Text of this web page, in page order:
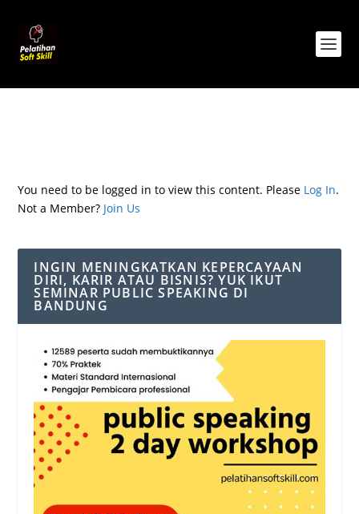
You need to be logged in to view this content. Please Log In.
Not a Member? Join Us
INGIN MENINGKATKAN KEPERCAYAAN
DIRI, KARIR ATAU BISNIS? YUK IKUT
SEMINAR PUBLIC SPEAKING DI
BANDUNG